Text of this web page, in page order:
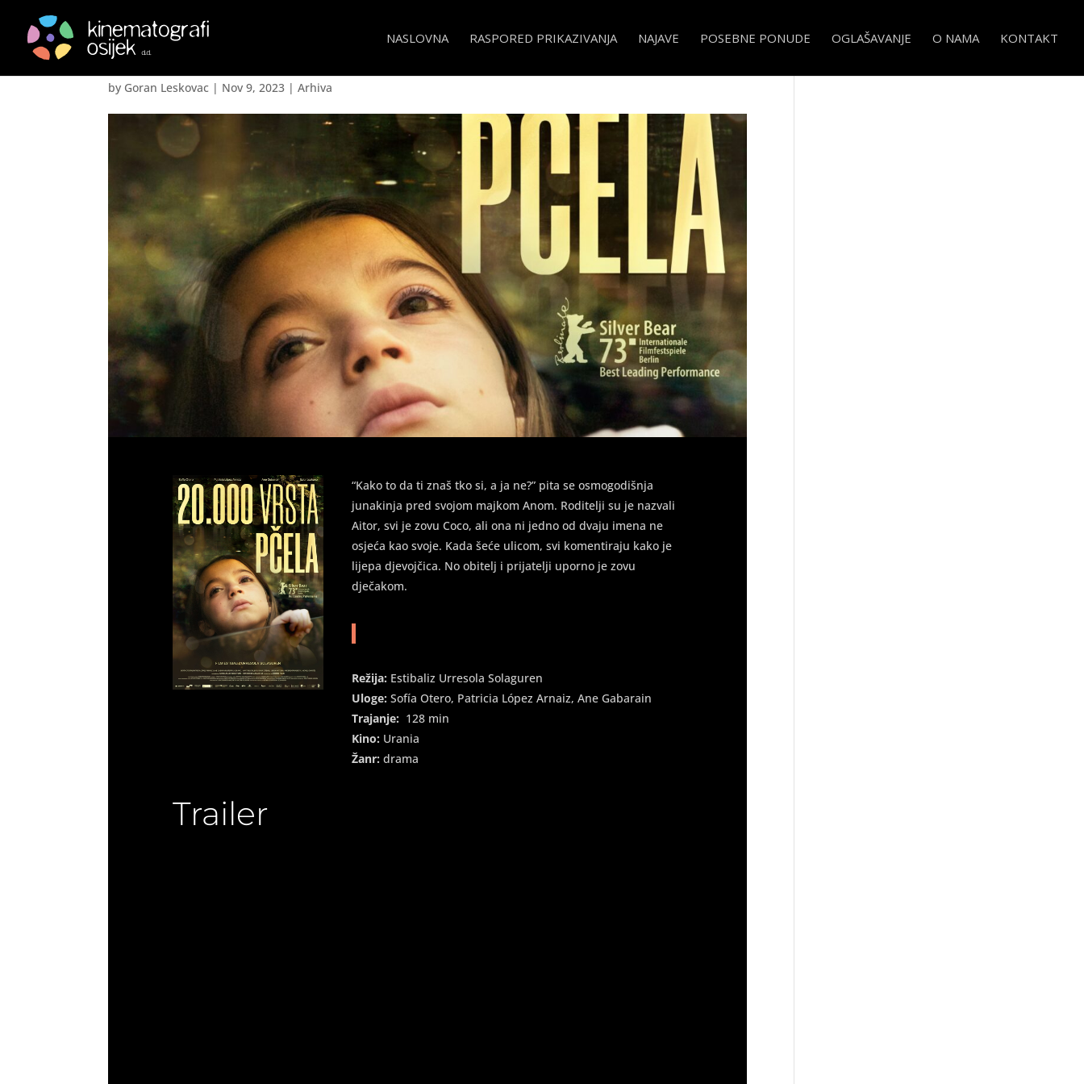
NASLOVNA RASPORED PRIKAZIVANJA NAJAVE POSEBNE PONUDE OGLAŠAVANJE O NAMA KONTAKT
20.000 vrsta pčela – 20.000 especies de abejas
by Goran Leskovac | Nov 9, 2023 |Arhiva
“Kako to da ti znaš tko si, a ja ne?” pita se osmogodišnja
junakinja pred svojom majkom Anom. Roditelji su je nazvali
Aitor, svi je zovu Coco, ali ona ni jedno od dvaju imena ne
osjeća kao svoje. Kada šeće ulicom, svi komentiraju kako je
lijepa djevojčica. No obitelj i prijatelji uporno je zovu
dječakom.
Režija: Estibaliz Urresola Solaguren
Uloge: Sofía Otero, Patricia López Arnaiz, Ane Gabarain
Trajanje: 128 min
Kino: Urania
Žanr: drama
Trailer